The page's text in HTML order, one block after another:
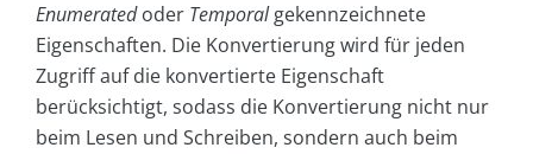
Enumeratedoder Temporalgekennzeichnete
Eigenschaften. Die Konvertierung wird für jeden
Zugriff auf die konvertierte Eigenschaft
berücksichtigt, sodass die Konvertierung nicht nur
beim Lesen und Schreiben, sondern auch beim